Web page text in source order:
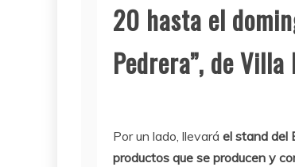
20 hasta el
Pedrera”, de Villa
Por un lado, llevará el stand del
productos que se producen y